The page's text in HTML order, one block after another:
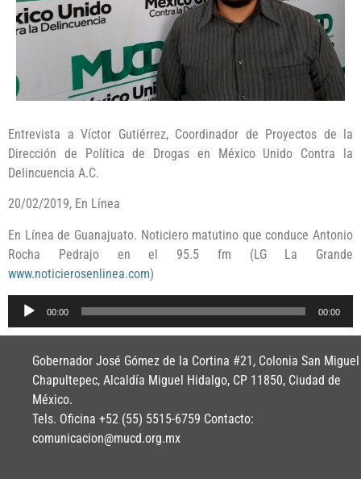
Entrevista a Víctor Gutiérrez, Coordinador de Proyectos de la
Dirección de Política de Drogas en México Unido Contra la
Delincuencia A.C.
20/02/2019, En Línea
En Línea de Guanajuato. Noticiero matutino que conduce Antonio
Rocha Pedrajo en el 95.5 fm (LG La Grande
www.noticierosenlinea.com)
Reproductor
00:00 00:00
Gobernador José Gómez de la Cortina #21, Colonia San Miguel
Chapultepec, Alcaldía Miguel Hidalgo, CP 11850, Ciudad de
México.
Tels. Oficina +52 (55) 5515-6759 Contacto:
comunicacion@mucd.org.mx